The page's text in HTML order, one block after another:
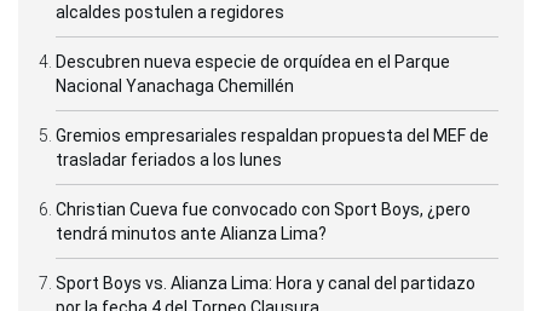
alcaldes postulen a regidores
Descubren nueva especie de orquídea en el Parque
Nacional Yanachaga Chemillén
Gremios empresariales respaldan propuesta del MEF de
trasladar feriados a los lunes
Christian Cueva fue convocado con Sport Boys, ¿pero
tendrá minutos ante Alianza Lima?
Sport Boys vs. Alianza Lima: Hora y canal del partidazo
por la fecha 4 del Torneo Clausura